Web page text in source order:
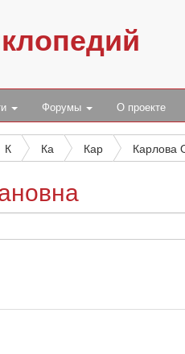
Форумы О проекте
К Ка Кар Карлова